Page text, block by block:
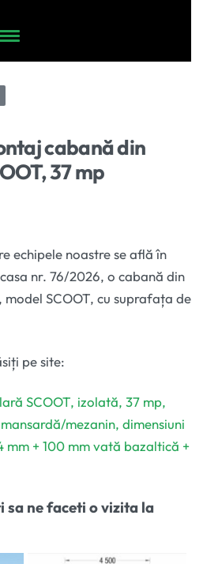
cabană din
37 mp
echipele noastre se află în
nr. 76/2026, o cabană din
SCOOT, cu suprafața de
pe site:
SCOOT, izolată, 37 mp,
mezanin, dimensiuni
mm + 100 mm vată bazaltică +
sa ne faceti o vizita la